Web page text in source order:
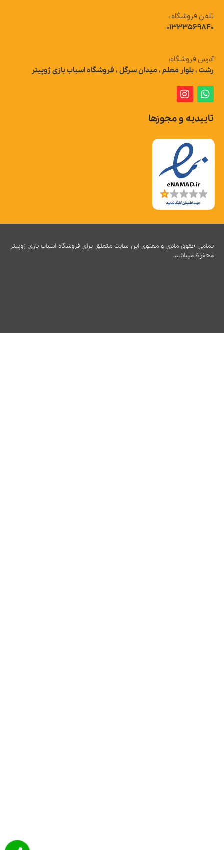
تلفن فروشگاه :
01333569840
آدرس فروشگاه:
رشت ، بلوار معلم ، میدان سرگل ، فروشگاه اسباب بازی ژوپیتر
تاییدیه و مجوزها
تمامی حقوق مادی و معنوی این سایت متعلق برای فروشگاه اسباب بازی ژوپیتر
محفوظ میباشد.